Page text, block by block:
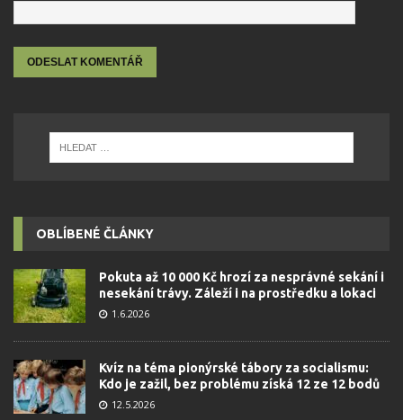
OBLÍBENÉ ČLÁNKY
Pokuta až 10 000 Kč hrozí za nesprávné sekání i
nesekání trávy. Záleží i na prostředku a lokaci
1.6.2026
Kvíz na téma pionýrské tábory za socialismu:
Kdo je zažil, bez problému získá 12 ze 12 bodů
12.5.2026